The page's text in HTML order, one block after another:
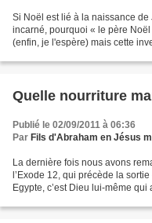
Si Noël est lié à la naissance
incarné, pourquoi « le père
(enfin, je l'espère) mais cette
Quelle nourriture
Publié le 02/09/2011 à 06:36
Par Fils d'Abraham en Jésus
La dernière fois nous avons
l’Exode 12, qui précède la
Egypte, c’est Dieu lui-même